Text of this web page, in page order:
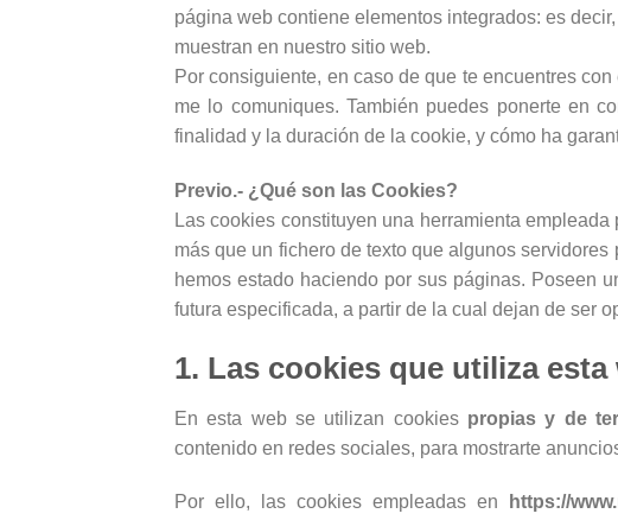
página web contiene elementos integrados: es
muestran en nuestro sitio web.
Por consiguiente, en caso de que te encuentres
me lo comuniques. También puedes ponerte en
finalidad y la duración de la cookie, y cómo ha
Previo.- ¿Qué son las Cookies?
Las cookies constituyen una herramienta
más que un fichero de texto que algunos
hemos estado haciendo por sus páginas. Poseen
futura especificada, a partir de la cual dejan de ser
1. Las cookies que utiliza esta
En esta web se utilizan cookies propias y de
contenido en redes sociales, para mostrarte
Por ello, las cookies empleadas en https://